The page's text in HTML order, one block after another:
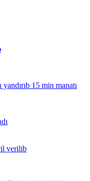
15 min manatı
verilib